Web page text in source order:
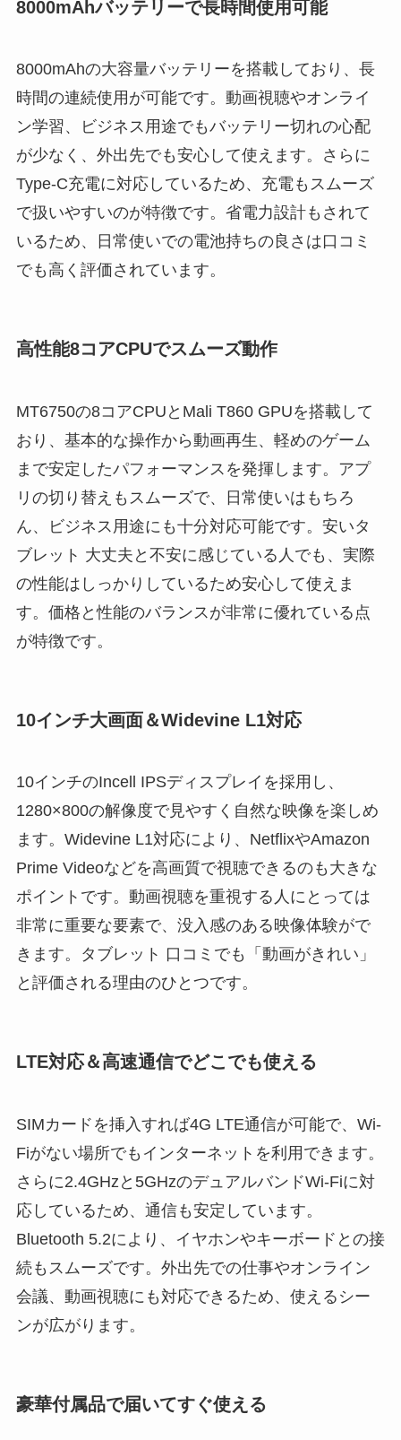
8000mAhバッテリーで長時間使用可能
8000mAhの大容量バッテリーを搭載しており、長
時間の連続使用が可能です。動画視聴やオンライ
ン学習、ビジネス用途でもバッテリー切れの心配
が少なく、外出先でも安心して使えます。さらに
Type-C充電に対応しているため、充電もスムーズ
で扱いやすいのが特徴です。省電力設計もされて
いるため、日常使いでの電池持ちの良さは口コミ
でも高く評価されています。
高性能8コアCPUでスムーズ動作
MT6750の8コアCPUとMali T860 GPUを搭載して
おり、基本的な操作から動画再生、軽めのゲーム
まで安定したパフォーマンスを発揮します。アプ
リの切り替えもスムーズで、日常使いはもちろ
ん、ビジネス用途にも十分対応可能です。安いタ
ブレット 大丈夫と不安に感じている人でも、実際
の性能はしっかりしているため安心して使えま
す。価格と性能のバランスが非常に優れている点
が特徴です。
10インチ大画面＆Widevine L1対応
10インチのIncell IPSディスプレイを採用し、
1280×800の解像度で見やすく自然な映像を楽しめ
ます。Widevine L1対応により、NetflixやAmazon
Prime Videoなどを高画質で視聴できるのも大きな
ポイントです。動画視聴を重視する人にとっては
非常に重要な要素で、没入感のある映像体験がで
きます。タブレット 口コミでも「動画がきれい」
と評価される理由のひとつです。
LTE対応＆高速通信でどこでも使える
SIMカードを挿入すれば4G LTE通信が可能で、Wi-
Fiがない場所でもインターネットを利用できます。
さらに2.4GHzと5GHzのデュアルバンドWi-Fiに対
応しているため、通信も安定しています。
Bluetooth 5.2により、イヤホンやキーボードとの接
続もスムーズです。外出先での仕事やオンライン
会議、動画視聴にも対応できるため、使えるシー
ンが広がります。
豪華付属品で届いてすぐ使える